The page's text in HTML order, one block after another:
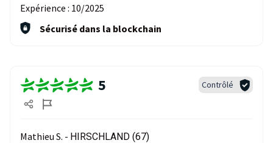
Expérience : 10/2025
Sécurisé dans la blockchain
5 Contrôlé
Mathieu S. - HIRSCHLAND (67)